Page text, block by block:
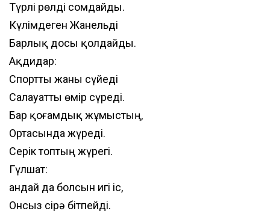
Түрлі рөлді сомдайды.
Күлімдеген Жанельді
Барлық досы қолдайды.
Ақдидар:
Спортты жаны сүйеді
Салауатты өмір сүреді.
Бар қоғамдық жұмыстың,
Ортасында жүреді.
Серік топтың жүрегі.
Гүлшат:
Қандай да болсын игі іс,
Онсыз сірә бітпейді.